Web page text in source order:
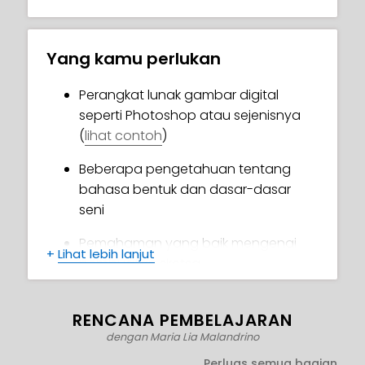
harian seorang seniman lepas, dengan
kamu sendiri sebagai seorang profesional
Yang kamu perlukan
Perangkat lunak gambar digital
seperti Photoshop atau sejenisnya
(lihat contoh)
Beberapa pengetahuan tentang
bahasa bentuk dan dasar-dasar
seni
Pemahaman yang baik mengenai
pembuatan sketsa
+ Lihat lebih lanjut
RENCANA PEMBELAJARAN
dengan Maria Lia Malandrino